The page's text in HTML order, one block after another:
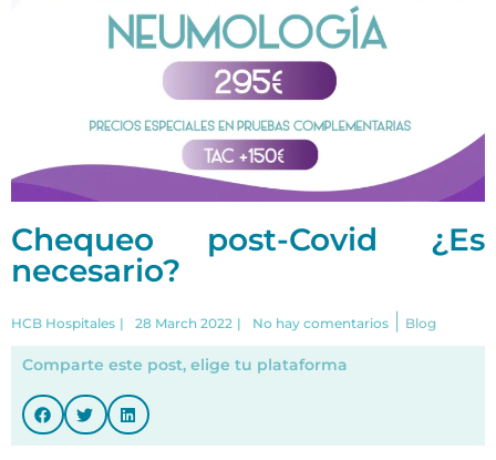
Chequeo post-Covid ¿Es
necesario?
HCB Hospitales | 28 March 2022 | No hay comentarios Blog
Comparte este post, elige tu plataforma